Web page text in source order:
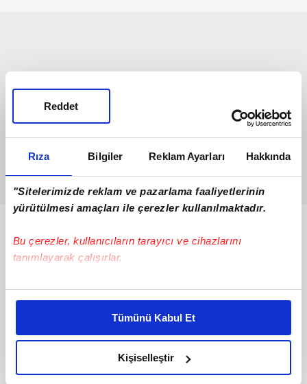
Rıza Bilgiler Reklam Ayarları Hakkında
"Sitelerimizde reklam ve pazarlama faaliyetlerinin
yürütülmesi amaçları ile çerezler kullanılmaktadır.
Bu çerezler, kullanıcıların tarayıcı ve cihazlarını
tanımlayarak çalışırlar.
Bu çerezlere izin vermeniz halinde sizlere özel
daha iyi reklam deneyimi yaşatabiliriz. Bunu yaparken
amacımızın size daha iyi bir reklam deneyimi sunmak
olduğunu ve sizlere en iyi içerikleri sunabilmek adına
elimizden gelen çabayı gösterdiğimizi ve bu noktada,
Tümünü Kabul Et
Kişiselleştir
Reddet
Bunlar da Var